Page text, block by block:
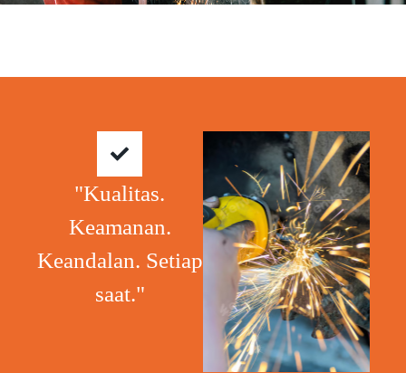
"Kualitas.
Keamanan.
Keandalan. Setiap
saat."